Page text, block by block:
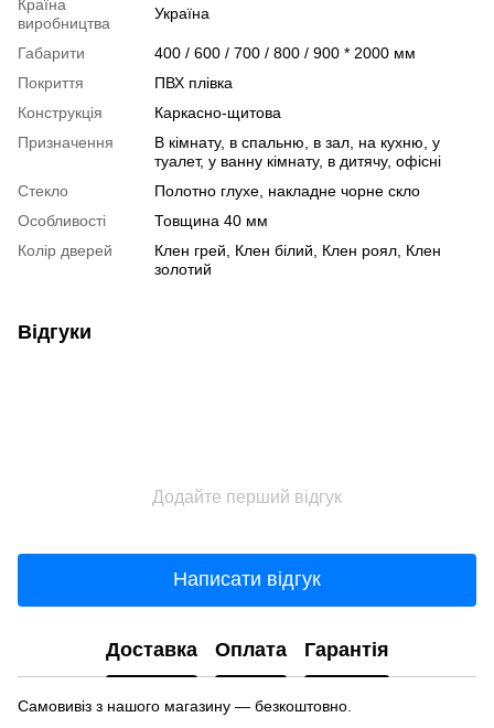
Країна
виробництва
Україна
Габарити
400 / 600 / 700 / 800 / 900 * 2000 мм
Покриття
ПВХ плівка
Конструкція
Каркасно-щитова
Призначення
В кімнату, в спальню, в зал, на кухню, у
туалет, у ванну кімнату, в дитячу, офісні
Стекло
Полотно глухе, накладне чорне скло
Особливості
Товщина 40 мм
Колір дверей
Клен грей, Клен білий, Клен роял, Клен
золотий
Відгуки
Додайте перший відгук
Написати відгук
Доставка Оплата Гарантія
Самовивіз з нашого магазину — безкоштовно.